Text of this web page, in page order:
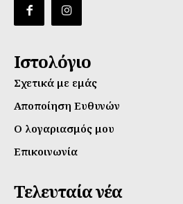
Ιστολόγιο
Σχετικά με εμάς
Αποποίηση Ευθυνών
Ο λογαριασμός μου
Επικοινωνία
Τελευταία νέα